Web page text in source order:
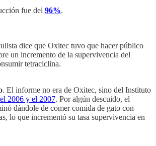
fue del 96%.
dice que Oxitec tuvo que hacer público
un incremento de la supervivencia del
tetraciclina.
. El informe no era de Oxitec, sino del Instituto
2006 y el 2007. Por algún descuido, el
dándole de comer comida de gato con
lo que incrementó su tasa supervivencia en